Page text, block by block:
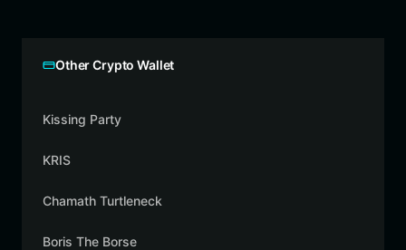
Other Crypto Wallet
Kissing Party
KRIS
Chamath Turtleneck
Boris The Borse